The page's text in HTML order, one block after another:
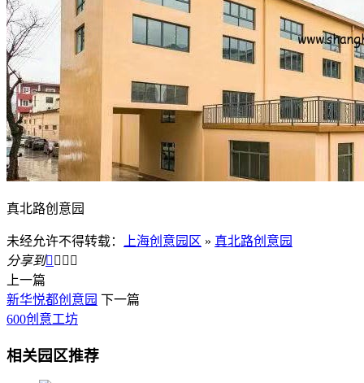
真北路创意园
未经允许不得转载： 上海创意园区 » 真北路创意园
分享到   
上一篇
新华悦都创意园 下一篇
600创意工坊
相关园区推荐